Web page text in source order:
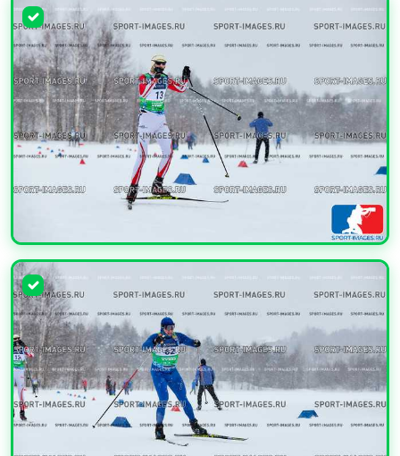
УВЕЛИЧИТЬ